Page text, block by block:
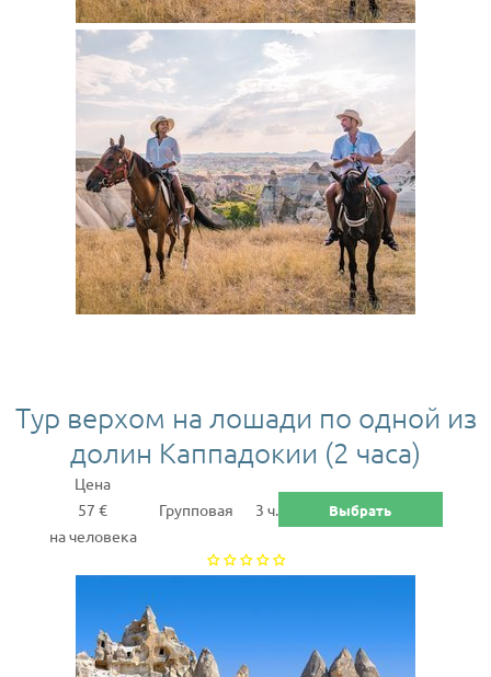
Тур верхом на лошади по одной из
долин Каппадокии (2 часа)
Цена
57 €
на человека
Групповая 3 ч. Выбрать